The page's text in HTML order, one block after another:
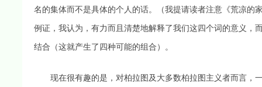
名的集体而不是具体的个人的话。（我提请读者注意《荒凉的
例证，我认为，有力而且清楚地解释了我们这四个词的意义，
结合（这就产生了四种可能的组合）。
现在很有趣的是，对柏拉图及大多数柏拉图主义者而言，